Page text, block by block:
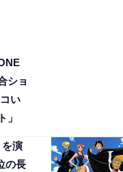
ショ
い
」
を演
の長